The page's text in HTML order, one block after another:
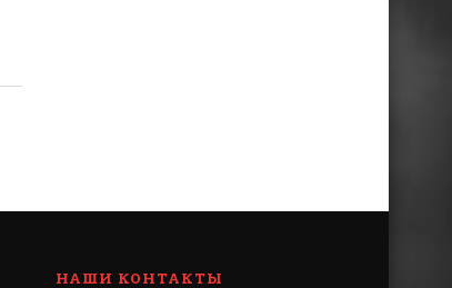
НАШИ КОНТАКТЫ